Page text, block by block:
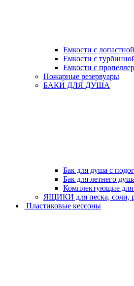
Емкости с
Емкости с
Емкости с
Пожарные резервуары
БАКИ ДЛЯ ДУША
Бак для душа с
Бак для летнего
Комплектующие
ЯЩИКИ для песка, соли,
Пластиковые кессоны